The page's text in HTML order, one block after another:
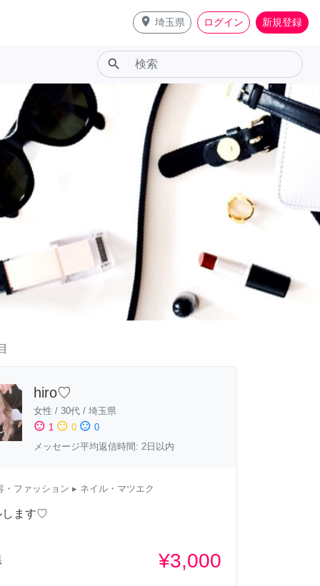
place 埼玉県 ログイン 新規登録
search
hiro♡
女性 / 30代/ 埼玉県
sentiment_satisfied 1 sentiment_neutral 0 sentiment_dissatisfied 0
メッセージ平均返信時間: 2日以内
・ファッション ▸ ネイル・マツエク
します♡
¥3,000